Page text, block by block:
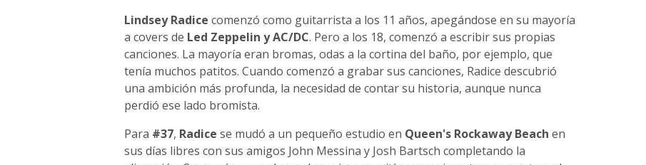
Lindsey Radice comenzó como guitarrista a los 11 años, apegándose en su mayoría
a covers de Led Zeppelin y AC/DC. Pero a los 18, comenzó a escribir sus propias
canciones. La mayoría eran bromas, odas a la cortina del baño, por ejemplo, que
tenía muchos patitos. Cuando comenzó a grabar sus canciones, Radice descubrió
una ambición más profunda, la necesidad de contar su historia, aunque nunca
perdió ese lado bromista.
Para #37, Radice se mudó a un pequeño estudio en Queen's Rockaway Beach en
sus días libres con sus amigos John Messina y Josh Bartsch completando la